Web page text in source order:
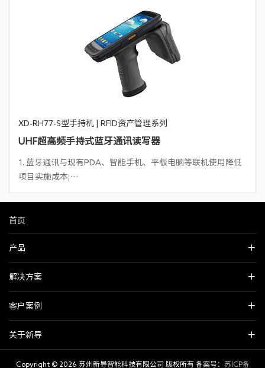
XD-RH77-S型手持机 | RFID资产管理系列
UHF超高频手持式蓝牙通讯读写器
1. 蓝牙通讯与现有PDA、智能手机、平板电脑等联机使用降低
项目实施成本;
距离2m（以AZ9662标签为参考）
3. 轻松确认读取标签的同时可以在PDA画面上轻松确认查看；
4. 识读状态多种提示(LED显示、蜂鸣器）
5. 左右扫描按键方便左右手单手操作
6. 3000mAh聚合物锂电池
7. 工业结构高可靠设计，满足苛刻工作环境要求；
8. 提供Android安卓操作系统的应用演示软件及SDK开发文件;
首页
产品
解决方案
客户案例
关于新导
Copyright © 2026 苏州新导智能科技有限公司 版权所有 备案号： 苏ICP备